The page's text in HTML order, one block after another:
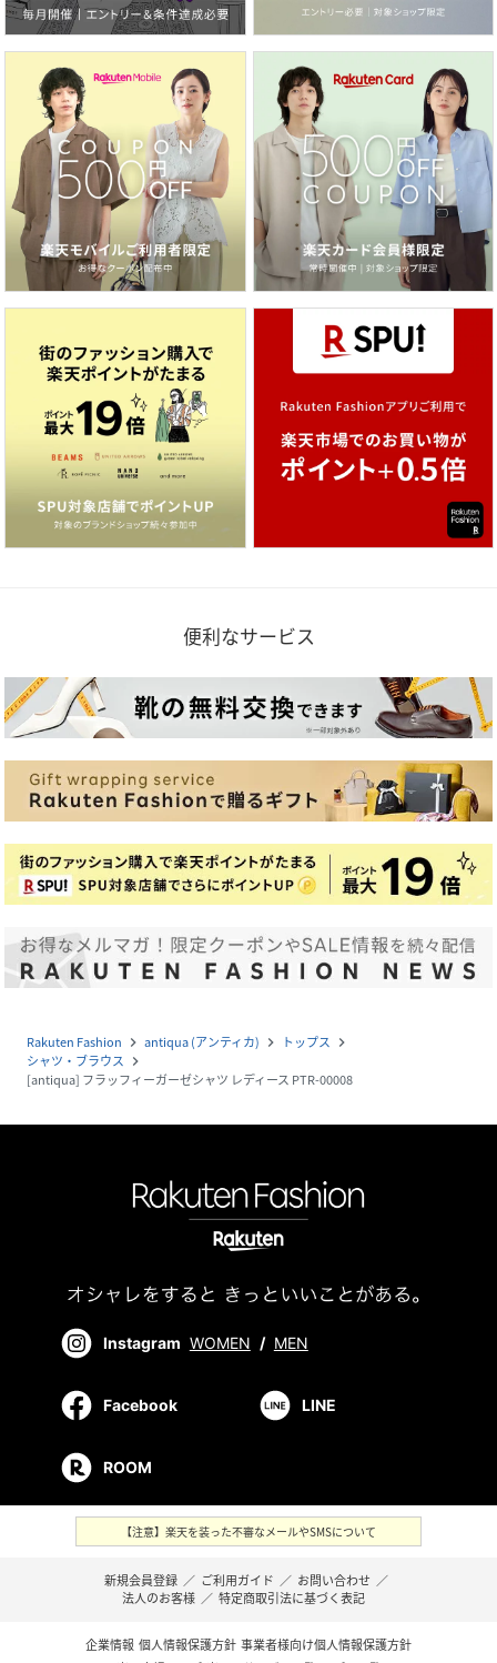
便利なサービス
Rakuten Fashion navigate_next antiqua (アンティカ) navigate_next トップス navigate_next
シャツ・ブラウス navigate_next
[antiqua] フラッフィーガーゼシャツ レディース PTR-00008
Instagram WOMEN / MEN
Facebook LINE
ROOM
【注意】楽天を装った不審なメールやSMSについて
新規会員登録 ／ ご利用ガイド ／ お問い合わせ ／
法人のお客様 ／ 特定商取引法に基づく表記
企業情報 個人情報保護方針 事業者様向け個人情報保護方針